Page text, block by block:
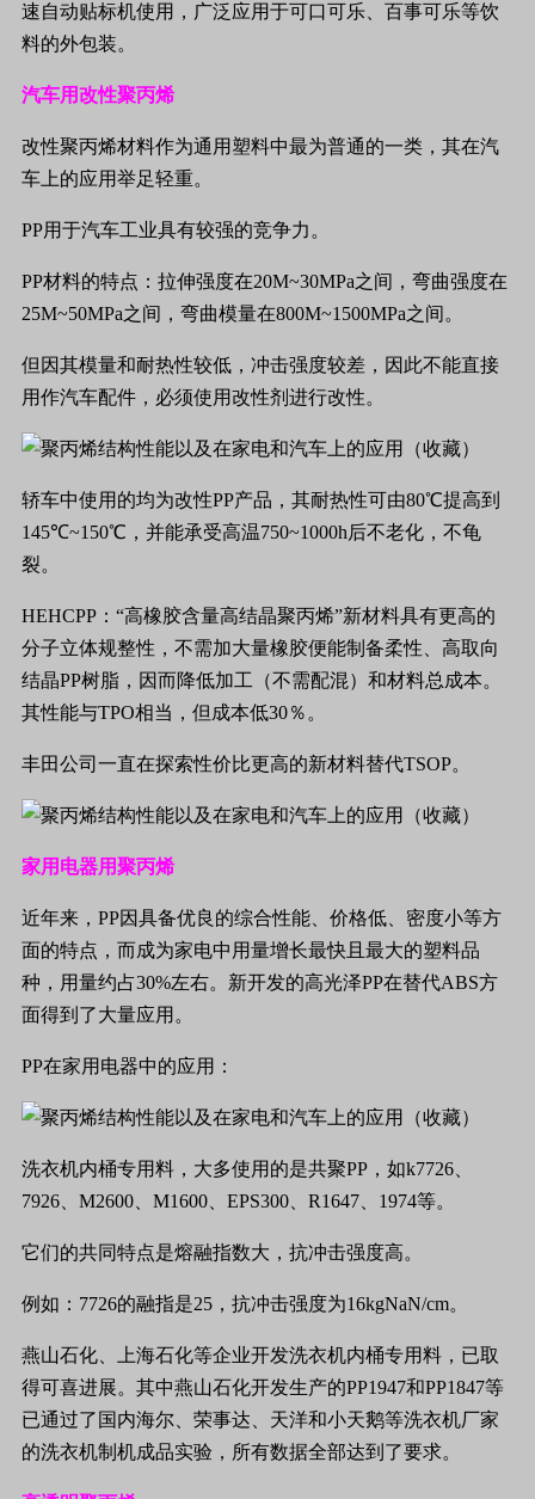
速自动贴标机使用，广泛应用于可口可乐、百事可乐等饮
料的外包装。
汽车用改性聚丙烯
改性聚丙烯材料作为通用塑料中最为普通的一类，其在汽
车上的应用举足轻重。
PP用于汽车工业具有较强的竞争力。
PP材料的特点：拉伸强度在20M~30MPa之间，弯曲强度在
25M~50MPa之间，弯曲模量在800M~1500MPa之间。
但因其模量和耐热性较低，冲击强度较差，因此不能直接
用作汽车配件，必须使用改性剂进行改性。
轿车中使用的均为改性PP产品，其耐热性可由80℃提高到
145℃~150℃ ，并能承受高温750~1000h后不老化，不龟
裂。
HEHCPP ： “高橡胶含量高结晶聚丙烯”新材料具有更高的
分子立体规整性，不需加大量橡胶便能制备柔性、高取向
结晶PP树脂，因而降低加工（不需配混）和材料总成本。
其性能与TPO相当，但成本低30％。
丰田公司一直在探索性价比更高的新材料替代TSOP。
家用电器用聚丙烯
近年来， PP因具备优良的综合性能、价格低、密度小等方
面的特点，而成为家电中用量增长最快且最大的塑料品
种，用量约占30%左右。新开发的高光泽PP在替代ABS方
面得到了大量应用。
PP在家用电器中的应用：
洗衣机内桶专用料，大多使用的是共聚PP ，如k7726
7926
M2600 M1600 EPS300 R1647 1974等。
它们的共同特点是熔融指数大，抗冲击强度高。
例如： 7726的融指是25 ，抗冲击强度为16kgNaN/cm。
燕山石化、上海石化等企业开发洗衣机内桶专用料，已取
得可喜进展。其中燕山石化开发生产的PP1947和PP1847等
已通过了国内海尔、荣事达、天洋和小天鹅等洗衣机厂家
的洗衣机制机成品实验，所有数据全部达到了要求。